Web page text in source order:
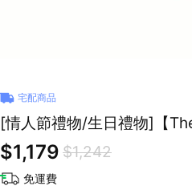
宅配商品
[情人節禮物/生日禮物]【
$1,179 $1,242
免運費